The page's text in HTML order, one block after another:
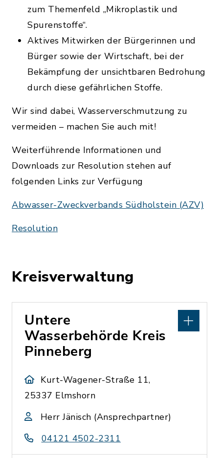
zum Themenfeld „Mikroplastik und
Spurenstoffe“.
Aktives Mitwirken der Bürgerinnen und
Bürger sowie der Wirtschaft, bei der
Bekämpfung der unsichtbaren Bedrohung
durch diese gefährlichen Stoffe.
Wir sind dabei, Wasserverschmutzung zu
vermeiden – machen Sie auch mit!
Weiterführende Informationen und
Downloads zur Resolution stehen auf
folgenden Links zur Verfügung
Abwasser-Zweckverbands Südholstein (AZV)
Resolution
Kreisverwaltung
Untere
Wasserbehörde Kreis
Pinneberg
Kurt-Wagener-Straße 11,
25337 Elmshorn
Herr Jänisch (Ansprechpartner)
04121 4502-2311